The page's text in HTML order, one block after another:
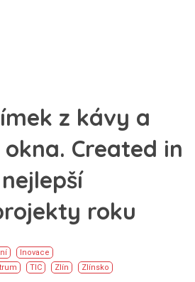
z kávy a
Created in
roku
Inovace
TIC Zlín Zlínsko